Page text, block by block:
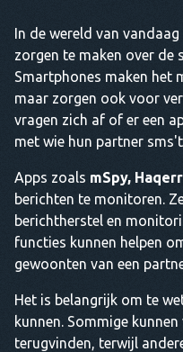
In de wereld van
zorgen te maken over de
Smartphones maken het
maar zorgen ook voor
vragen zich af of er een
met wie hun partner
Apps zoals mSpy,
berichten te monitoren.
berichtherstel en
functies kunnen helpen
gewoonten van een
Het is belangrijk om te
kunnen. Sommige
terugvinden, terwijl